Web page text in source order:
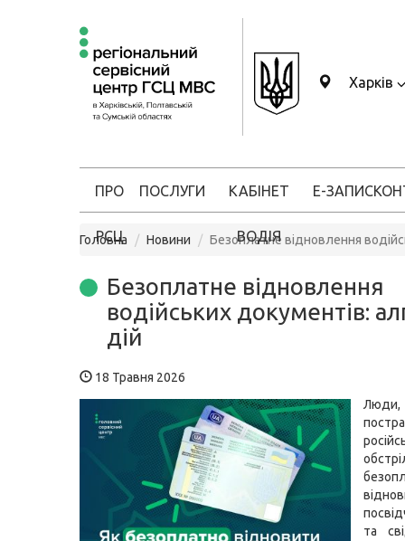
Харків
ПРО
РСЦ
ПОСЛУГИ КАБІНЕТ
ВОДІЯ
Е-ЗАПИС
Головна Новини Безоплатне відновлення
Безоплатне відновлення
водійських документів:
дій
18 Травня 2026
та